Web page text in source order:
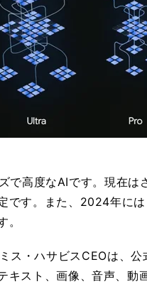
で高度なAIです。現在
です。また、2024年
。
・ハサビスCEOは、
キスト、画像、音声、